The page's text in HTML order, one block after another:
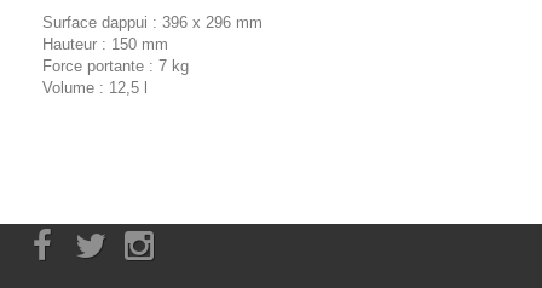
Surface dappui : 396 x 296 mm
Hauteur : 150 mm
Force portante : 7 kg
Volume : 12,5 l